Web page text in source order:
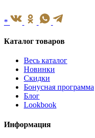
*
Каталог товаров
Весь каталог
Новинки
Скидки
Бонусная программа
Блог
Lookbook
Информация